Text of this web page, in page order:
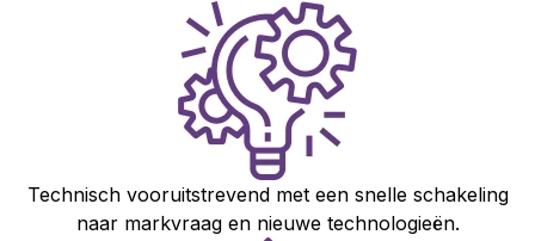
Technisch vooruitstrevend met een snelle schakeling
naar markvraag en nieuwe technologieën.